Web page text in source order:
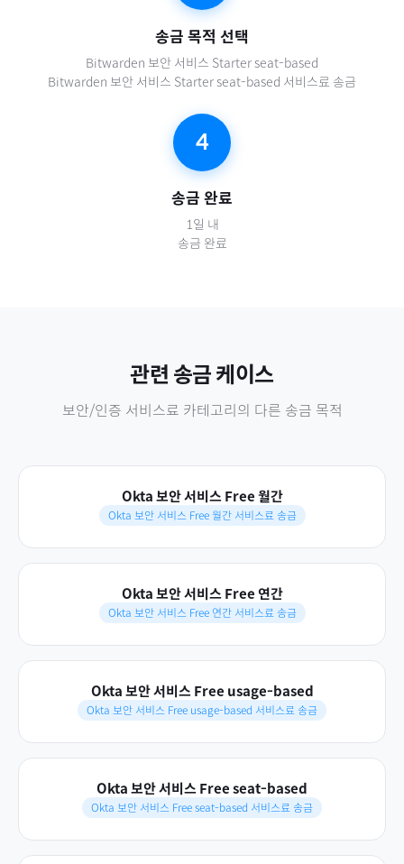
송금 목적 선택
Bitwarden 보안 서비스 Starter seat-based
Bitwarden 보안 서비스 Starter seat-based 서비스료 송금
4
송금 완료
1일 내
송금 완료
관련 송금 케이스
보안/인증 서비스료 카테고리의 다른 송금 목적
Okta 보안 서비스 Free 월간
Okta 보안 서비스 Free 월간 서비스료 송금
Okta 보안 서비스 Free 연간
Okta 보안 서비스 Free 연간 서비스료 송금
Okta 보안 서비스 Free usage-based
Okta 보안 서비스 Free usage-based 서비스료 송금
Okta 보안 서비스 Free seat-based
Okta 보안 서비스 Free seat-based 서비스료 송금